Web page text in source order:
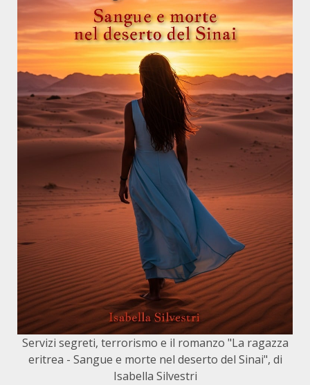
Servizi segreti, terrorismo e il romanzo "La ragazza
eritrea - Sangue e morte nel deserto del Sinai", di
Isabella Silvestri